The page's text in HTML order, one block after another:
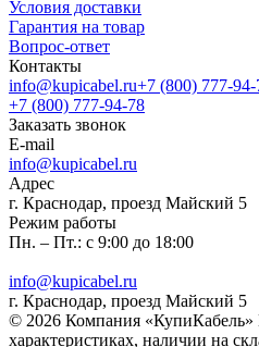
Условия доставки
Гарантия на товар
Вопрос-ответ
Контакты
info@kupicabel.ru+7 (800) 777-94-
+7 (800) 777-94-78
Заказать звонок
E-mail
info@kupicabel.ru
Адрес
г. Краснодар, проезд Майский 5
Режим работы
Пн. – Пт.: с 9:00 до 18:00
info@kupicabel.ru
г. Краснодар, проезд Майский 5
© 2026 Компания
характеристиках, наличии на